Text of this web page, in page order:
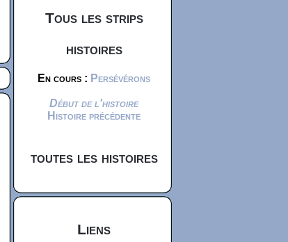
Tous les strips
histoires
En cours : Persévérons
Début de l'histoire
Histoire précédente
toutes les histoires
Liens